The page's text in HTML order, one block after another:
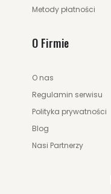
Metody płatności
O Firmie
O nas
Regulamin serwisu
Polityka prywatności
Blog
Nasi Partnerzy